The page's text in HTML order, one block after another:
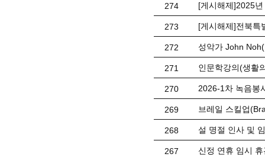
274 [게시해제]2025
273 [게시해제]전북특
272 성악가 John
271 인문학강의(생활
270 2026-1차 녹음봉
269 브레일 스킬업
268 설 명절 인사 및
267 신정 연휴 임시